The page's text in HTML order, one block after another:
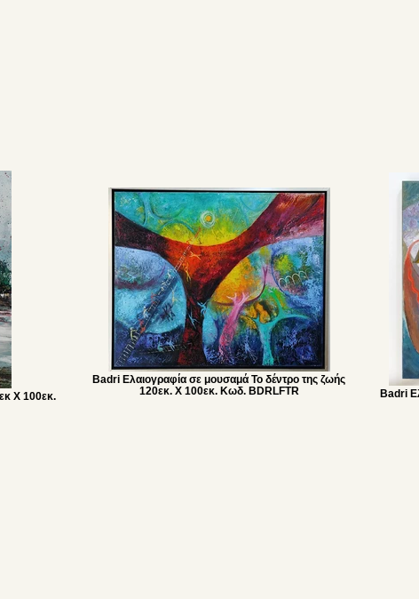
Χ 100εκ.
Badri Ελαιογραφία σε μουσαμά Το δέντρο της ζωής
120εκ. Χ 100εκ. Κωδ. BDRLFTR
Badri